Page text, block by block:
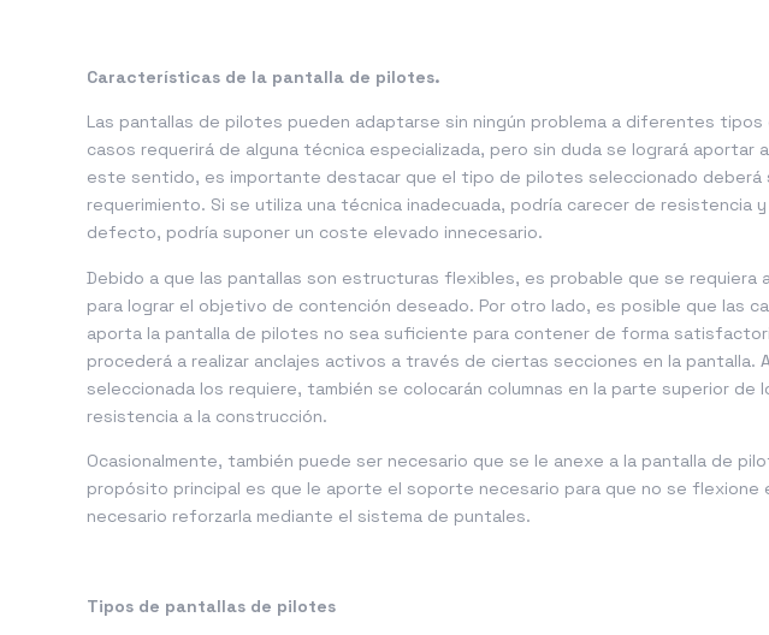
Características de la pantalla de pilotes.
Las pantallas de pilotes pueden adaptarse sin ningún problema a diferentes
casos requerirá de alguna técnica especializada, pero sin duda se logrará aportar
este sentido, es importante destacar que el tipo de pilotes seleccionado deberá
requerimiento. Si se utiliza una técnica inadecuada, podría carecer de resistencia
defecto, podría suponer un coste elevado innecesario.
Debido a que las pantallas son estructuras flexibles, es probable que se
para lograr el objetivo de contención deseado. Por otro lado, es posible que las
aporta la pantalla de pilotes no sea suficiente para contener de forma
procederá a realizar anclajes activos a través de ciertas secciones en la pantalla.
seleccionada los requiere, también se colocarán columnas en la parte superior de
resistencia a la construcción.
Ocasionalmente, también puede ser necesario que se le anexe a la pantalla de
propósito principal es que le aporte el soporte necesario para que no se flexione
necesario reforzarla mediante el sistema de puntales.
Tipos de pantallas de pilotes